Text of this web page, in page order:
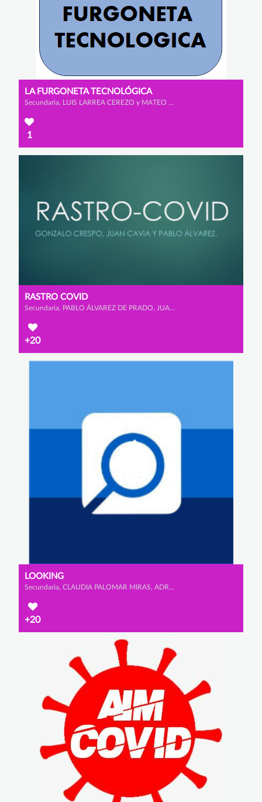
LA FURGONETA TECNOLÓGICA
Secundaria, LUIS LARREA CEREZO y MATEO GONZÁLEZ RODRÍGUEZ
1
RASTRO COVID
Secundaria, PABLO ÁLVAREZ DE PRADO, JUAN CAVIA BELDA y GONZALO CRESPO RODRÍGUEZ
+20
LOOKING
Secundaria, CLAUDIA PALOMAR MIRAS, ADRIANA VIDAURRE CALDERÓN y IGNACIO GARCÍA OJEDA
+20